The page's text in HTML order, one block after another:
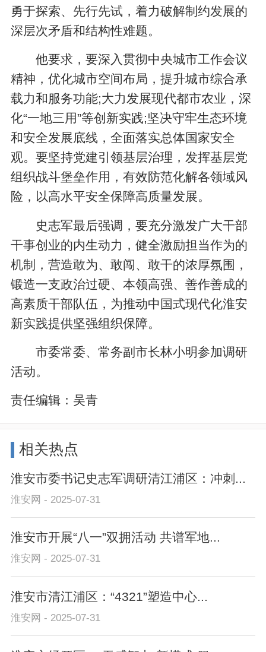
勇于探索、先行先试，着力破解制约发展的
深层次矛盾和结构性难题。
他要求，要深入贯彻中央城市工作会议
精神，优化城市空间布局，提升城市综合承
载力和服务功能;大力发展现代都市农业，深
化“一地三用”等创新实践;坚决守牢生态环境
和安全发展底线，全面落实总体国家安全
观。要坚持党建引领基层治理，发挥基层党
组织战斗堡垒作用，有效防范化解各领域风
险，以高水平安全保障高质量发展。
史志军最后强调，要充分激发广大干部
干事创业的内生动力，健全激励担当作为的
机制，营造敢为、敢闯、敢干的浓厚氛围，
锻造一支政治过硬、本领高强、善作善成的
高素质干部队伍，为推动中国式现代化淮安
新实践提供坚强组织保障。
市委常委、常务副市长林小明参加调研
活动。
责任编辑： 吴青
相关热点
淮安市委书记史志军调研清江浦区：冲刺...
淮安网 - 2025-07-31
淮安市开展“八一”双拥活动 共谱军地...
淮安网 - 2025-07-31
淮安市清江浦区：“4321”塑造中心...
淮安网 - 2025-07-31